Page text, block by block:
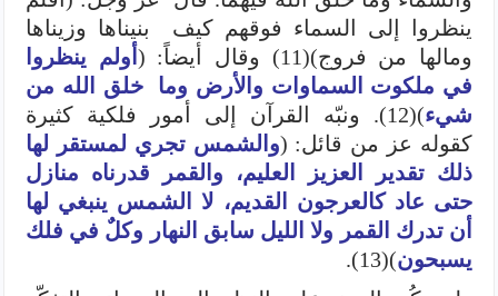
ينظروا إلى السماء فوقهم كيف بنيناها وزيناها
ومالها من فروج)(11) وقال أيضاً: (
أولم ينظروا
في ملكوت السماوات والأرض وما خلق الله من
شيء
)(12). ونبّه القرآن إلى أمور فلكية كثيرة
كقوله عز من قائل: (والشمس تجري لمستقر لها
ذلك تقدير العزيز العليم، والقمر قدرناه منازل
حتى عاد كالعرجون القديم، لا الشمس ينبغي لها
أن تدرك القمر ولا الليل سابق النهار وكلٌ في فلك
يسبحون)(13).